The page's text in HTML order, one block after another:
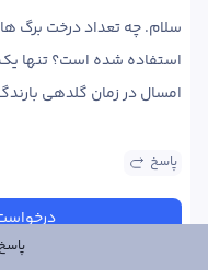
امسال در زمان گلدهی
پاسخ